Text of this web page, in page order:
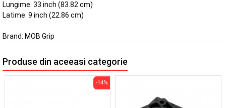
Lungime: 33 inch (83.82 cm)
Latime: 9 inch (22.86 cm)
Brand: MOB Grip
Produse din aceeasi categorie
-14%